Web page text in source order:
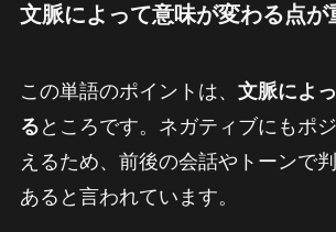
文脈によって意味が変わる点が
この単語のポイントは、 文脈によ
る ところです。ネガティブにもポ
えるため、前後の会話やトーンで
あると言われています。